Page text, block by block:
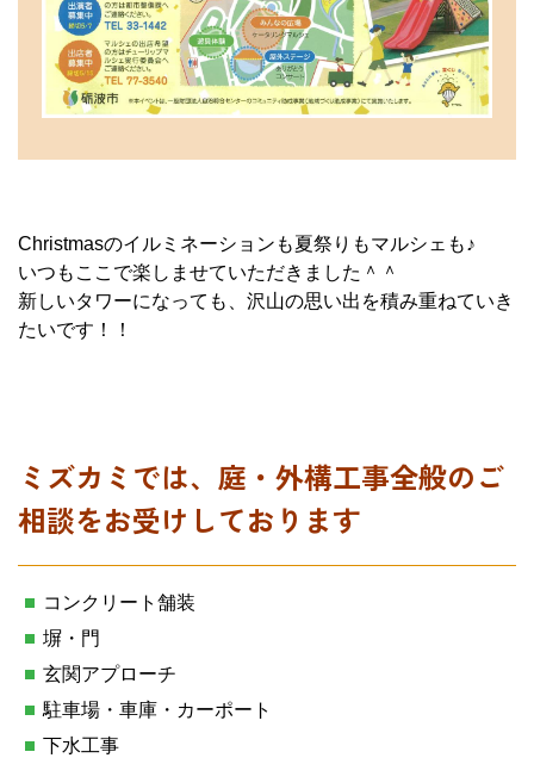
Christmasのイルミネーションも夏祭りもマルシェも♪
いつもここで楽しませていただきました＾＾
新しいタワーになっても、沢山の思い出を積み重ねていき
たいです！！
ミズカミでは、庭・外構工事全般のご
相談をお受けしております
コンクリート舗装
塀・門
玄関アプローチ
駐車場・車庫・カーポート
下水工事